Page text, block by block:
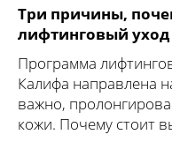
Три причины,
лифтинговый уход
Программа
Калифа направлена
важно,
кожи. Почему стоит